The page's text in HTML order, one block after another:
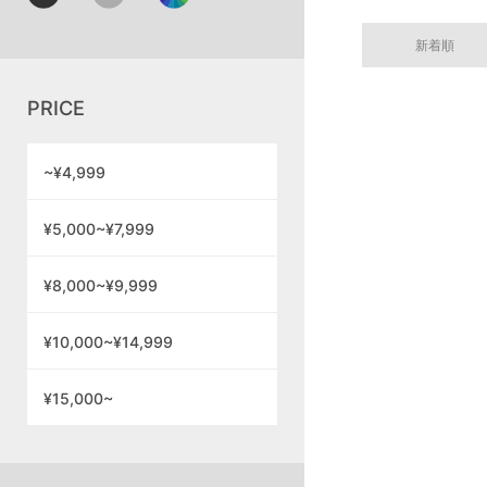
PRICE
~¥4,999
¥5,000~¥7,999
¥8,000~¥9,999
¥10,000~¥14,999
¥15,000~
新着順